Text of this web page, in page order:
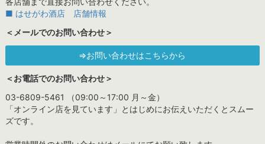
■ はせがわ酒店 店舗情報
＜メールでのお問い合わせ＞
⇒お問い合わせはこちらから
＜お電話でのお問い合わせ＞
03-6809-5461 （09:00～17:00 月～金）
「オンライン店を見ています」とはじめにお伝えいただくとスムー
ズです。